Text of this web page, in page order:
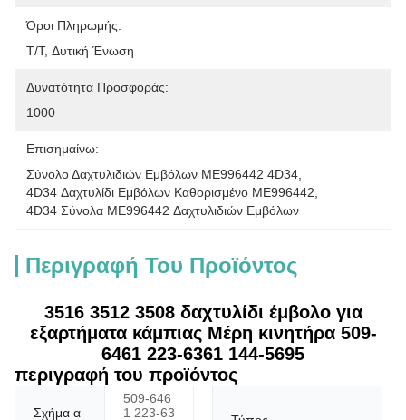
Όροι Πληρωμής:
T/T, Δυτική Ένωση
Δυνατότητα Προσφοράς:
1000
Επισημαίνω:
Σύνολο Δαχτυλιδιών Εμβόλων ME996442 4D34
4D34 Δαχτυλίδι Εμβόλων Καθορισμένο ME996442
4D34 Σύνολα ME996442 Δαχτυλιδιών Εμβόλων
Περιγραφή Του Προϊόντος
3516 3512 3508 δαχτυλίδι έμβολο για
εξαρτήματα κάμπιας Μέρη κινητήρα 509-
6461 223-6361 144-5695
περιγραφή του προϊόντος
Σχήμα α
509-646
1 223-63